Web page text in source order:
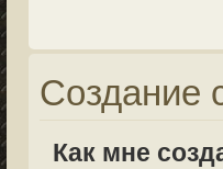
Создание
Как мне